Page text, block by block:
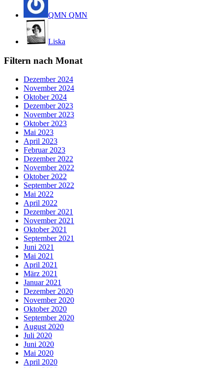
QMN QMN
Liska
Filtern nach Monat
Dezember 2024
November 2024
Oktober 2024
Dezember 2023
November 2023
Oktober 2023
Mai 2023
April 2023
Februar 2023
Dezember 2022
November 2022
Oktober 2022
September 2022
Mai 2022
April 2022
Dezember 2021
November 2021
Oktober 2021
September 2021
Juni 2021
Mai 2021
April 2021
März 2021
Januar 2021
Dezember 2020
November 2020
Oktober 2020
September 2020
August 2020
Juli 2020
Juni 2020
Mai 2020
April 2020